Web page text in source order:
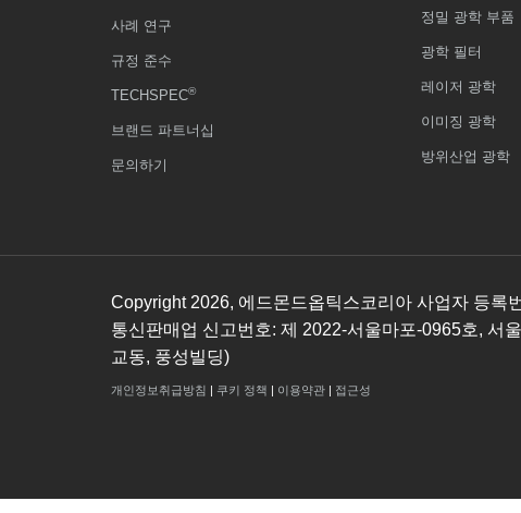
사례 연구
규정 준수
TECHSPEC®
브랜드 파트너십
문의하기
정밀 광학 부품
광학 필터
레이저 광학
이미징 광학
방위산업 광학
Copyright 2026, 에드몬드옵틱스코리아 사업자 등록
통신판매업 신고번호: 제 2022-서울마포-0965호, 서
교동, 풍성빌딩)
개인정보취급방침 | 쿠키 정책 | 이용약관 | 접근성